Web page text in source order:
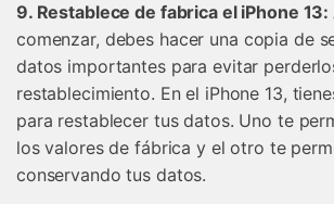
9. Restablece de fabrica el iPhone 13:
comenzar, debes hacer una copia de
datos importantes para evitar
restablecimiento. En el iPhone 13,
para restablecer tus datos. Uno te
los valores de fábrica y el otro te
conservando tus datos.